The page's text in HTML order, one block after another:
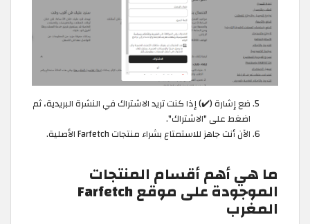
ضع إشارة (✔️) إذا كنت تريد الاشتراك في النشرة البريدية، ثم
اضغط على "الاشتراك".
الآن أنت جاهز للاستمتاع بشراء منتجات Farfetch الأصلية.
ما هي أهم أقسام المنتجات
الموجودة على موقع Farfetch
المغرب